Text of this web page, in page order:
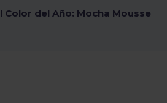
Color del Año: Mocha Mousse